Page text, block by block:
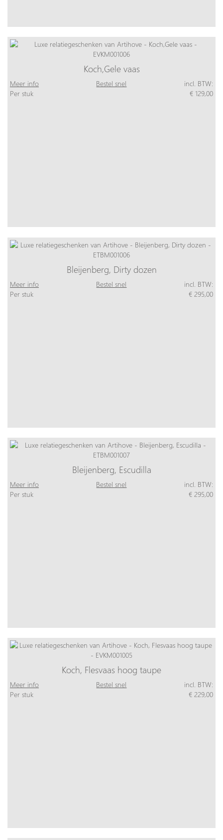
Koch,Gele vaas
Meer info Bestel snel
incl. BTW:
Per stuk
€ 129,00
Bleijenberg, Dirty dozen
Meer info Bestel snel
incl. BTW:
Per stuk
€ 295,00
Bleijenberg, Escudilla
Meer info Bestel snel
incl. BTW:
Per stuk
€ 295,00
Koch, Flesvaas hoog taupe
Meer info Bestel snel
incl. BTW:
Per stuk
€ 229,00